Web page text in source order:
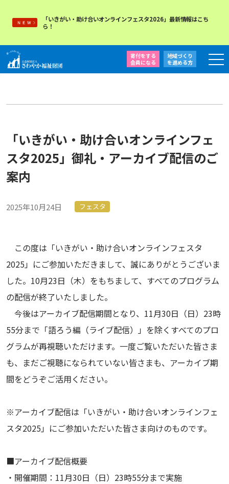
「いきがい・助け合いオンラインフェスタ2026」最新情報はこち
ら！
寄付をする
会員になる
地域づくり
を進める方
「いきがい・助け合いオンラインフェ
スタ2025」御礼・アーカイブ配信のご
案内
2025年10月24日 フェスタ
この度は「いきがい・助け合いオンラインフェスタ
2025」にご参加いただきまして、誠にありがとうございま
した。10月23日（木）をもちまして、すべてのプログラム
の配信が終了いたしました。
今後はアーカイブ配信期間となり、11月30日（日）23時
55分まで「語ろう編（ライブ配信）」を除くすべてのプロ
グラムが再視聴いただけます。一度ご覧いただいた皆さま
も、まだご視聴になられていない皆さまも、アーカイブ期
間をどうぞご活用ください。
※アーカイブ配信は「いきがい・助け合いオンラインフェ
スタ2025」にご参加いただいた皆さま向けのものです。
■アーカイブ配信概要
・開催期間：11月30日（日）23時55分まで実施